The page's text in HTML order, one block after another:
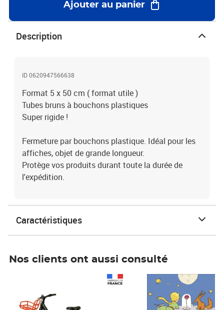
Ajouter au panier
Description
ID 0620947566638
Format 5 x 50 cm ( format utile )
Tubes bruns à bouchons plastiques
Super rigide !
Fermeture par bouchons plastique. Idéal pour les
affiches, objet de grande longueur.
Protège vos produits durant toute la durée de
l'expédition.
Caractéristiques
Nos clients ont aussi consulté
Prix 7,50€